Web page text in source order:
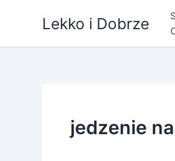
Lekko i Dobrze
jedzenie